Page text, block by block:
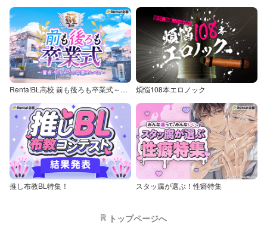
Renta!BL高校 前も後ろも卒業式～童貞・処女からの卒業アルバム～ 煩悩108本エロノック
推し布教BL特集！ スタッ腐が選ぶ！性癖特集
トップページへ